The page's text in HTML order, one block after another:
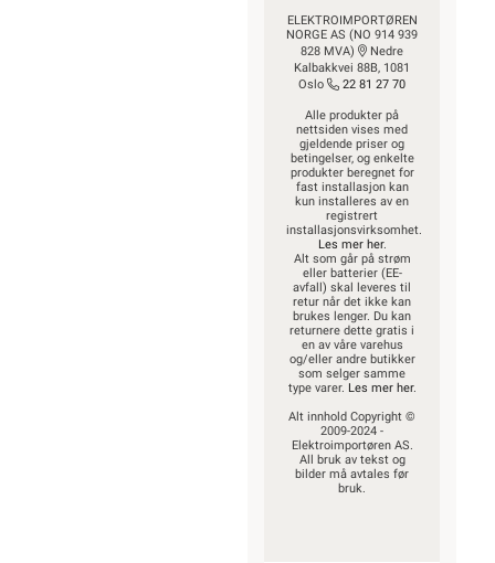
ELEKTROIMPORTØREN
NORGE AS (NO 914 939
828 MVA)
Nedre
Kalbakkvei 88B, 1081
Oslo
22 81 27 70
Alle produkter på
nettsiden vises med
gjeldende priser og
betingelser, og enkelte
produkter beregnet for
fast installasjon kan
kun installeres av en
registrert
installasjonsvirksomhet.
Les mer her.
Alt som går på strøm
eller batterier (EE-
avfall) skal leveres til
retur når det ikke kan
brukes lenger. Du kan
returnere dette gratis i
en av våre varehus
og/eller andre butikker
som selger samme
type varer. Les mer her.
Alt innhold Copyright ©
2009-2024 -
Elektroimportøren AS.
All bruk av tekst og
bilder må avtales før
bruk.